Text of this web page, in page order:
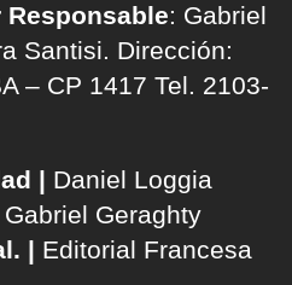
: Gabriel
Santisi. Dirección:
– CP 1417 Tel. 2103-
| Daniel Loggia
Gabriel Geraghty
| Editorial Francesa